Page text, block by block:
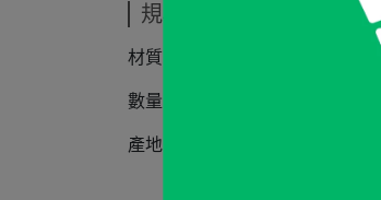
規格說明
材質：304不鏽鋼
數量：一組二入
產地：韓國